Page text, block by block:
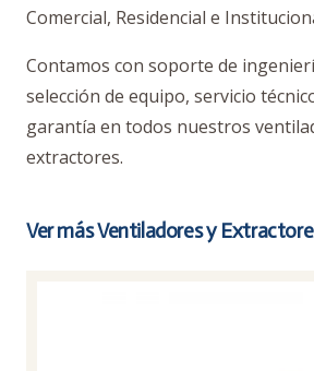
Comercial, Residencial e
Contamos con soporte de
selección de equipo, servicio
garantía en todos nuestros
extractores.
Ver más Ventiladores y